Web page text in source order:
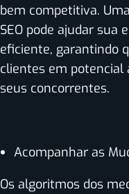
bem competitiva.
SEO pode ajudar sua
eficiente, garantindo
clientes em
seus concorrentes.
Acompanhar as
Os algoritmos dos